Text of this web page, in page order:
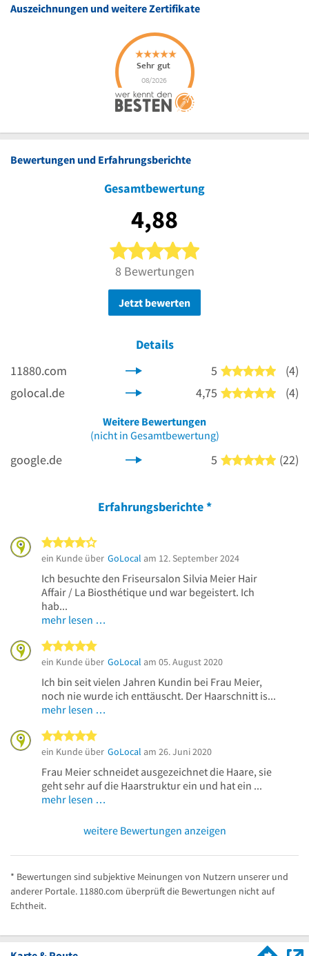
Auszeichnungen und weitere Zertifikate
Bewertungen und Erfahrungsberichte
Gesamtbewertung
4,88
5 von 5 Sternen
8 Bewertungen
Jetzt bewerten
Details
11880.com
5 5 von
(4)
golocal.de
4,75 5 von
(4)
Weitere Bewertungen
(nicht in Gesamtbewertung)
google.de 5 5 von
(22)
Erfahrungsberichte*
ein Kunde über GoLocal am 12. September 2024
Ich besuchte den Friseursalon Silvia Meier Hair
Affair / La Biosthétique und war begeistert. Ich
hab...
mehr lesen …
ein Kunde über GoLocal am 05. August 2020
Ich bin seit vielen Jahren Kundin bei Frau Meier,
noch nie wurde ich enttäuscht. Der Haarschnitt is...
mehr lesen …
ein Kunde über GoLocal am 26. Juni 2020
Frau Meier schneidet ausgezeichnet die Haare, sie
geht sehr auf die Haarstruktur ein und hat ein ...
mehr lesen …
weitere Bewertungen anzeigen
* Bewertungen sind subjektive Meinungen von Nutzern unserer und
anderer Portale. 11880.com überprüft die Bewertungen nicht auf
Echtheit.